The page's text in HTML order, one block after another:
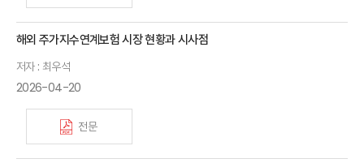
해외 주가지수연계보험 시장 현황과 시사점
저자 : 최우석
2026-04-20
전문